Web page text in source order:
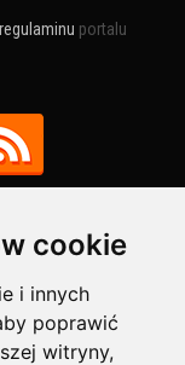
cookie
i innych
poprawić
witryny,
regulaminu portalu